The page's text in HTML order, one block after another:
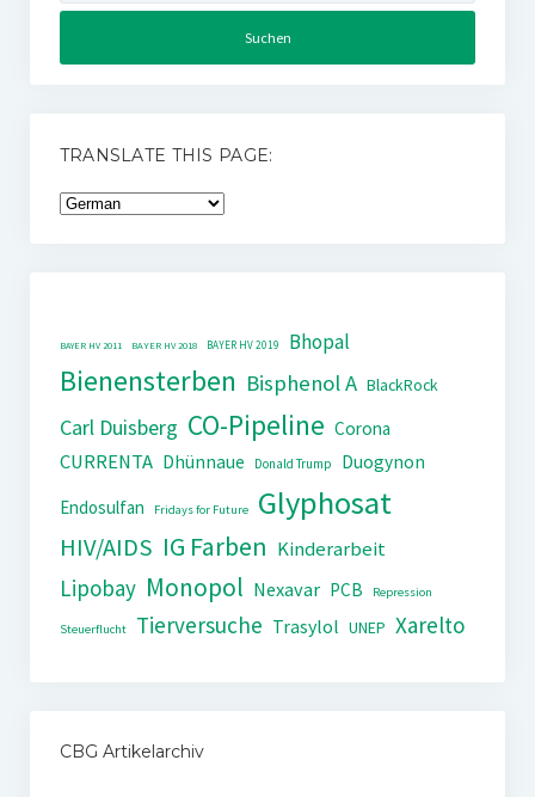
TRANSLATE THIS PAGE:
BAYER HV 2011 BAYER HV 2018 BAYER HV 2019 Bhopal
Bienensterben Bisphenol A BlackRock
Carl Duisberg CO-Pipeline Corona
CURRENTA Dhünnaue Donald Trump
Duogynon
Endosulfan
Fridays for Future Glyphosat
HIV/AIDS IG Farben Kinderarbeit
Lipobay Monopol Nexavar PCB Repression
Steuerflucht Tierversuche Trasylol UNEP Xarelto
CBG Artikelarchiv